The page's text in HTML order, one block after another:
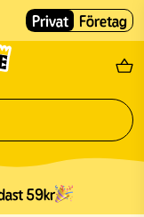
Fri
Privat Företag
59kr